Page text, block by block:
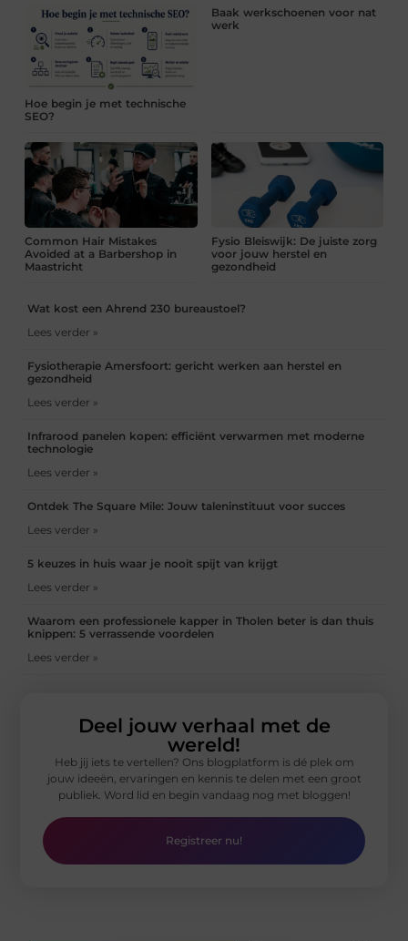
Hoe begin je met technische
SEO?
Baak werkschoenen voor nat
werk
Common Hair Mistakes
Avoided at a Barbershop in
Maastricht
Fysio Bleiswijk: De juiste zorg
voor jouw herstel en
gezondheid
Wat kost een Ahrend 230 bureaustoel?
Lees verder »
Fysiotherapie Amersfoort: gericht werken aan herstel en
gezondheid
Lees verder »
Infrarood panelen kopen: efficiënt verwarmen met moderne
technologie
Lees verder »
Ontdek The Square Mile: Jouw taleninstituut voor succes
Lees verder »
5 keuzes in huis waar je nooit spijt van krijgt
Lees verder »
Waarom een professionele kapper in Tholen beter is dan thuis
knippen: 5 verrassende voordelen
Lees verder »
Deel jouw verhaal met de
wereld!
Heb jij iets te vertellen? Ons blogplatform is dé plek om
jouw ideeën, ervaringen en kennis te delen met een groot
publiek. Word lid en begin vandaag nog met bloggen!
Registreer nu!